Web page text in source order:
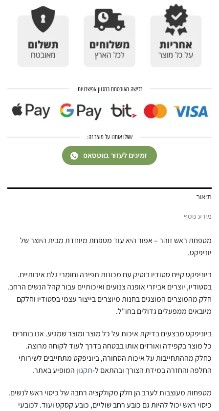
רכישה מאובטחת במגוון אפשרויות:
שאלו אותנו על מוצר זה:
זמינים לעזור בווטסאפ
תיאור
מידע נוסף
מטפחת ראש זוהר – אפור היא עוד מטפחת מיוחדת מבית היוצר של
יוניפקט.
ביוניפקט קיים סטודיו בוטיק עם מכונות תפירה וחומרי גלם איכותיים.
בסטודיו, יוצרים אביזרי אופנה צנועים ואיכותיים עבור קהל הנשים הרחב.
חלק מהמוצרים המוצגים בחנות מיוצרים בייצור עצמי בסטודיו וחלקם
מיובאים ממפעלים גדולים בחו"ל.
ביוניפקט מבצעים בדיקת איכות על כל מוצר ומוצר שמגיע. אנו בוחרים
כל מוצר בקפידה ואורזים אותו בבטחה בדרך לעוד לקוחה מרוצה.
כחלק מההתחייבות על איכות הסחורה, ביוניפקט מתחייבים לשירותי
החלפה והחזרה במידת הצורך ובהתאם ל-תקנון המופיע באתר.
מטפחות מעוצבות לערב הן חלק מקולקציה רחבה של כיסוי ראש לנשים.
כיסוי ראש יכול להיות גם כובע רחב שוליים, כובע קסקט ועוד. לכובעי